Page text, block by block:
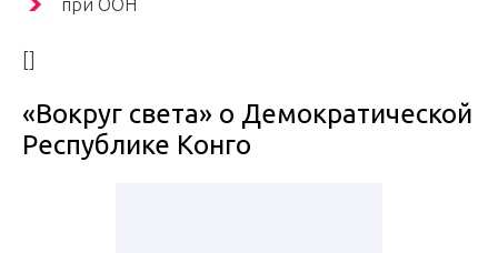
при ООН
«Вокруг света» о Демократической
Республике Конго